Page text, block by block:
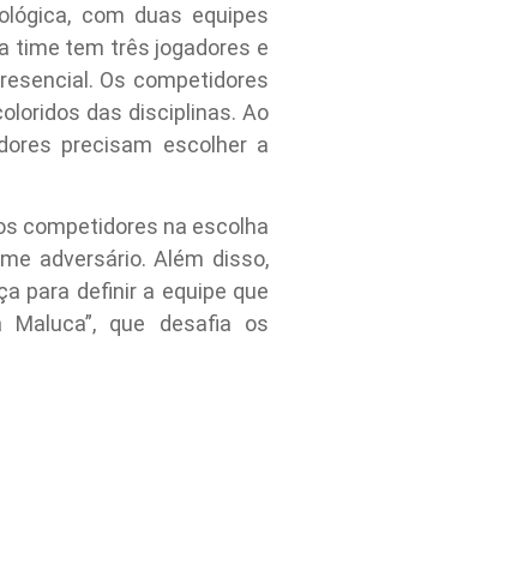
com duas equipes
time tem três jogadores e
Os competidores
das disciplinas. Ao
precisam escolher a
competidores na escolha
adversário. Além disso,
para definir a equipe que
Maluca”, que desafia os